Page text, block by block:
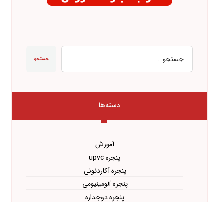
جستجو
دسته‌ها
آموزش
پنجره upvc
پنجره آکاردئونی
پنجره آلومینیومی
پنجره دوجداره